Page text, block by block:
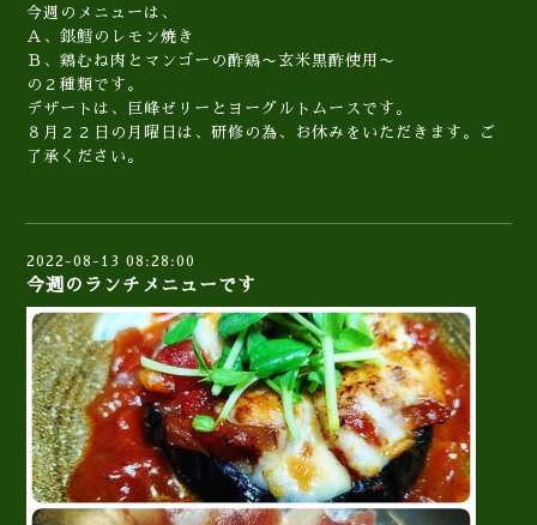
今週のメニューは、
Ａ、銀鱈のレモン焼き
Ｂ、鶏むね肉とマンゴーの酢鶏〜玄米黒酢使用〜
の２種類です。
デザートは、巨峰ゼリーとヨーグルトムースです。
８月２２日の月曜日は、研修の為、お休みをいただきます。ご
了承ください。
2022-08-13 08:28:00
今週のランチメニューです